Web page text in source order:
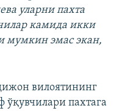
уларни пахта
камида икки
мумкин эмас экан,
вилоятининг
пахтага